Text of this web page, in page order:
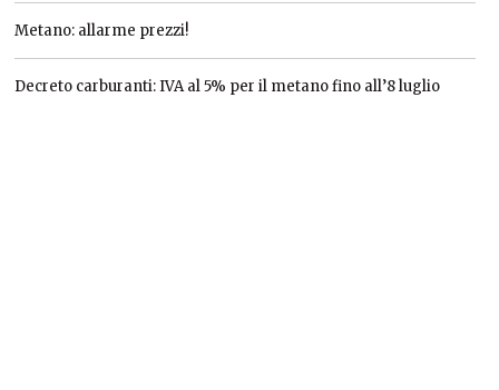
Metano: allarme prezzi!
Decreto carburanti: IVA al 5% per il metano fino all’8 luglio